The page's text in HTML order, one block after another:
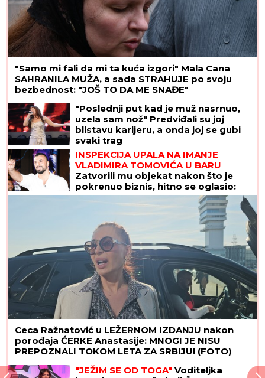
"Samo mi fali da mi ta kuća izgori" Mala Cana
SAHRANILA MUŽA, a sada STRAHUJE po svoju
bezbednost: "JOŠ TO DA ME SNAĐE"
"Poslednji put kad je muž nasrnuo,
uzela sam nož" Predviđali su joj
blistavu karijeru, a onda joj se gubi
svaki trag
INSPEKCIJA UPALA NA IMANJE
VLADIMIRA TOMOVIĆA U BARU
Zatvorili mu objekat nakon što je
pokrenuo biznis, hitno se oglasio:
"Imamo zabranu"
Ceca Ražnatović u LEŽERNOM IZDANJU nakon
porođaja ĆERKE Anastasije: MNOGI JE NISU
PREPOZNALI TOKOM LETA ZA SRBIJU! (FOTO)
"JEŽIM SE OD TOGA" Voditeljka